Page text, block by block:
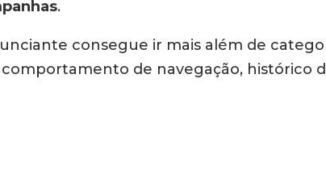
.
consegue ir mais além de
de navegação, histórico